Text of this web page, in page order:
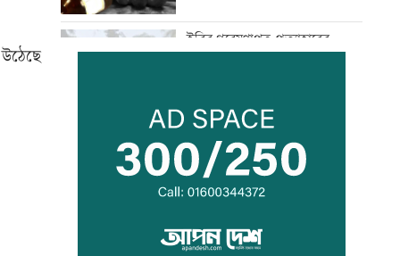
ইবির গবেষণাপত্র প্রত্যাহারের
যুবদল নেতার মরদেহ গুমের চেষ্টা,
থানায় মামলা
গুরুত্বপূর্ণ: প্রধানমন্ত্রী